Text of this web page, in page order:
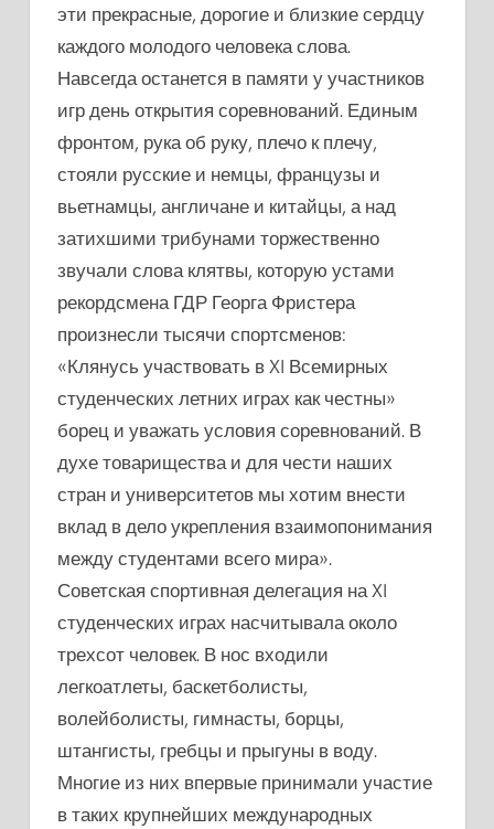
эти прекрасные, дорогие и близкие сердцу
каждого молодого человека слова.
Навсегда останется в памяти у участников
игр день открытия соревнований. Единым
фронтом, рука об руку, плечо к плечу,
стояли русские и немцы, французы и
вьетнамцы, англичане и китайцы, а над
затихшими трибунами торжественно
звучали слова клятвы, которую устами
рекордсмена ГДР Георга Фристера
произнесли тысячи спортсменов:
«Клянусь участвовать в XI Всемирных
студенческих летних играх как честны»
борец и уважать условия соревнований. В
духе товарищества и для чести наших
стран и университетов мы хотим внести
вклад в дело укрепления взаимопонимания
между студентами всего мира».
Советская спортивная делегация на XI
студенческих играх насчитывала около
трехсот человек. В нос входили
легкоатлеты, баскетболисты,
волейболисты, гимнасты, борцы,
штангисты, гребцы и прыгуны в воду.
Многие из них впервые принимали участие
в таких крупнейших международных